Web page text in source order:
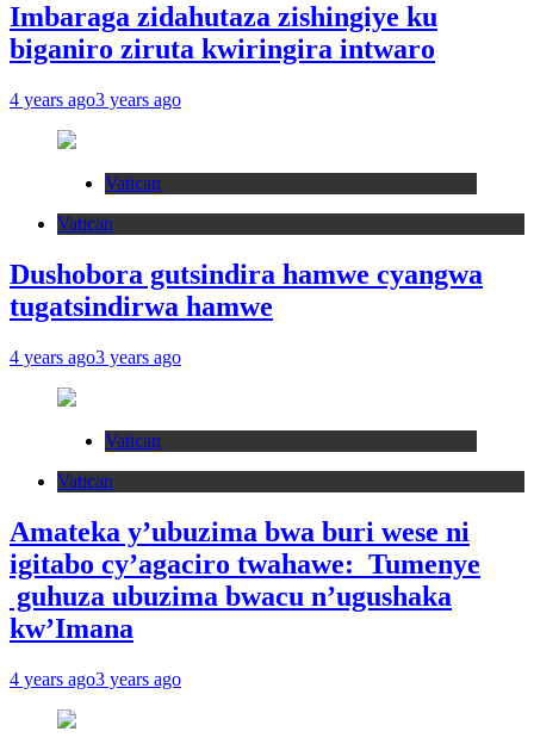
Imbaraga zidahutaza zishingiye ku
biganiro ziruta kwiringira intwaro
4 years ago3 years ago
Vatican
Vatican
Dushobora gutsindira hamwe cyangwa
tugatsindirwa hamwe
4 years ago3 years ago
Vatican
Vatican
Amateka y’ubuzima bwa buri wese ni
igitabo cy’agaciro twahawe: Tumenye
guhuza ubuzima bwacu n’ugushaka
kw’Imana
4 years ago3 years ago